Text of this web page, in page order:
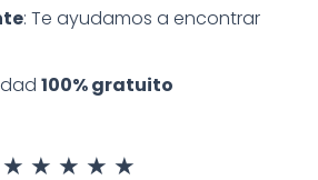
: Te ayudamos a encontrar
100% gratuito
★ ★ ★ ★ ★